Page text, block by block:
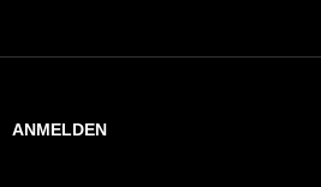
ANMELDEN